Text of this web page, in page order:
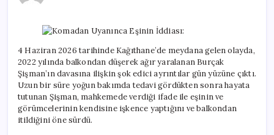
Attı,
Görümcelerim
de
Ütüyle
Yaraladı!”
için
4 Haziran 2026 tarihinde Kağıthane’de meydana gelen olayda,
2022 yılında balkondan düşerek ağır yaralanan Burçak
Şişman’ın davasına ilişkin şok edici ayrıntılar gün yüzüne çıktı.
Uzun bir süre yoğun bakımda tedavi gördükten sonra hayata
tutunan Şişman, mahkemede verdiği ifade ile eşinin ve
görümcelerinin kendisine işkence yaptığını ve balkondan
itildiğini öne sürdü.